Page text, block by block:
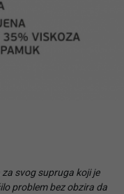
svog supruga koji je
problem bez obzira da